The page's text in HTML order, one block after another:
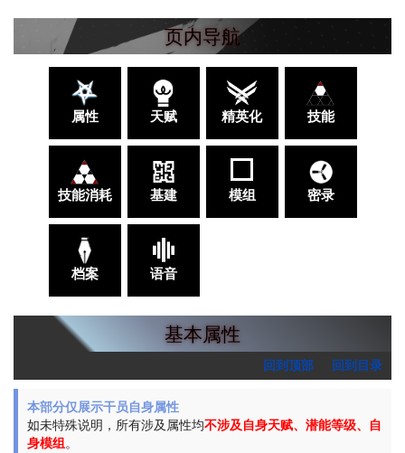
页内导航
属性 天赋 精英化 技能
技能消耗 基建 模组 密录
档案 语音
基本属性
回到顶部 回到目录
本部分仅展示干员自身属性
如未特殊说明，所有涉及属性均不涉及自身天赋、潜能等级、自
身模组 。